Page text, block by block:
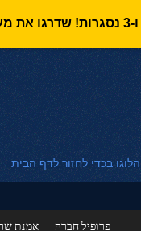
בכדי לחזור לדף הבית
פרופיל חברה אמנת